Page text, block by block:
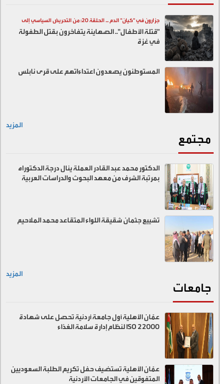
جزارون في "كيان" الدم ... الحلقة 20: من التحريض السياسي إلى
المقابر الجماعية
"قتلة الأطفال".. الصهاينة يتفاخرون بقتل الطفولة
في غزة
المستوطنون يصعدون اعتداءاتهم على قرى نابلس
المزيد
مجتمع
الدكتور محمد عبد القادر العملة ينال درجة الدكتوراه
بمرتبة الشرف من معهد البحوث والدراسات العربية
تشييع جثمان شقيقة اللواء المتقاعد محمد الملاحيم
المزيد
جامعات
عمّان الأهلية أول جامعة أردنية تحصل على شهادة
ISO 22000 لنظام إدارة سلامة الغذاء
عمّان الأهلية تستضيف حفل تكريم الطلبة السعوديين
المتفوقين في الجامعات الأردنية